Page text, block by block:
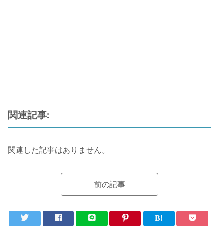
関連記事:
関連した記事はありません。
前の記事